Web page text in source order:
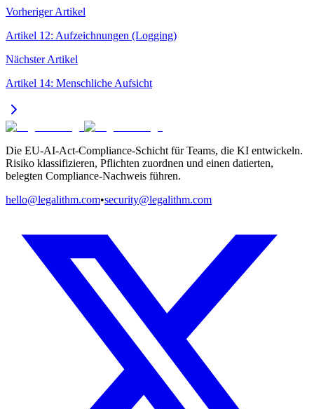
Vorheriger Artikel
Artikel 12: Aufzeichnungen (Logging)
Nächster Artikel
Artikel 14: Menschliche Aufsicht
Die EU-AI-Act-Compliance-Schicht für Teams, die KI entwickeln.
Risiko klassifizieren, Pflichten zuordnen und einen datierten,
belegten Compliance-Nachweis führen.
hello@legalithm.com•security@legalithm.com